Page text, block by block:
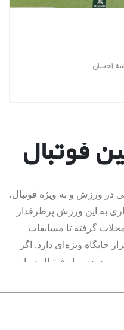
احسان
فوتبال
در ورزش و به ویژه فوتبال،
به این ورزش پرطرفدار
گرفته تا مسابقات
جایگاه ویژه‌ای دارد. اگر
از فوتبال در این
ها را پیش روی شما قرار
برای یافتن زمین